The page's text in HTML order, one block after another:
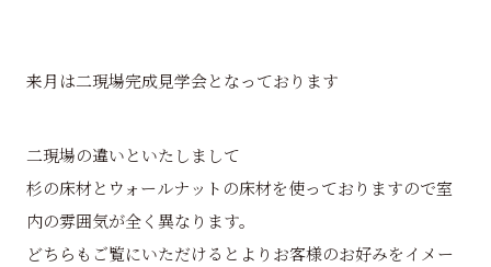
来月は二現場完成見学会となっております
二現場の違いといたしまして
杉の床材とウォールナットの床材を使っておりますので室
内の雰囲気が全く異なります。
どちらもご覧にいただけるとよりお客様のお好みをイメー